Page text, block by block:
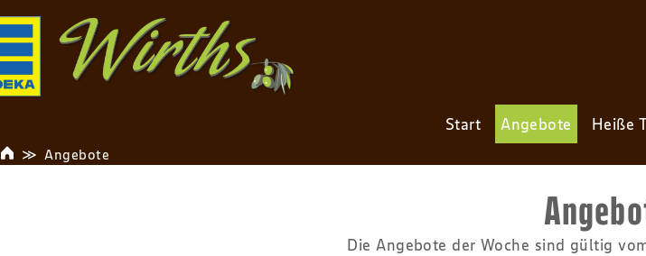
Start Angebote Heiße
Angebote
Die Angebote der Woche sind gültig